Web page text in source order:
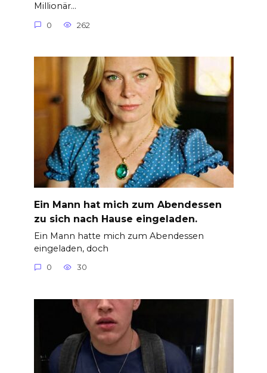
Millionär…
0 262
Ein Mann hat mich zum Abendessen
zu sich nach Hause eingeladen.
Ein Mann hatte mich zum Abendessen
eingeladen, doch
0 30